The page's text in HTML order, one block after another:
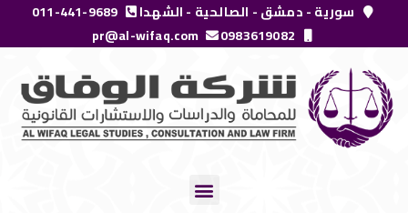
سورية - دمشق - الصالحية - الشهدا
011-441-9689
0983619082
pr@al-wifaq.com
Menu